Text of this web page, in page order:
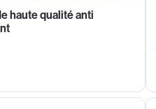
haute qualité anti